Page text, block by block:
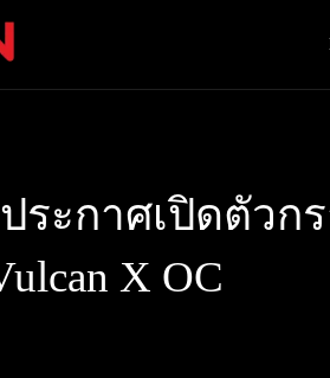
ระกาศเปิดตัวก
X OC